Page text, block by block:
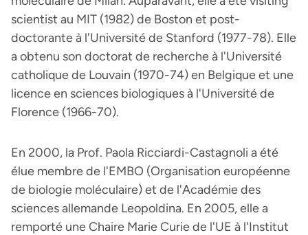
scientist au MIT (1982) de Boston et post-
doctorante à l'Université de Stanford (1977-78). Elle
a obtenu son doctorat de recherche à l'Université
catholique de Louvain (1970-74) en Belgique et une
licence en sciences biologiques à l'Université de
Florence (1966-70).
En 2000, la Prof. Paola Ricciardi-Castagnoli a été
élue membre de l'EMBO (Organisation européenne
de biologie moléculaire) et de l'Académie des
sciences allemande Leopoldina. En 2005, elle a
remporté une Chaire Marie Curie de l'UE à l'Institut